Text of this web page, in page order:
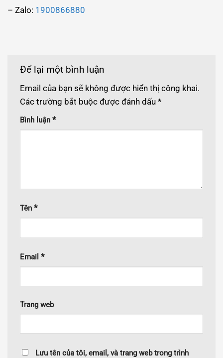
– Zalo: 1900866880
Để lại một bình luận
Email của bạn sẽ không được hiển thị công khai.
Các trường bắt buộc được đánh dấu *
Bình luận *
Tên *
Email *
Trang web
Lưu tên của tôi, email, và trang web trong trình